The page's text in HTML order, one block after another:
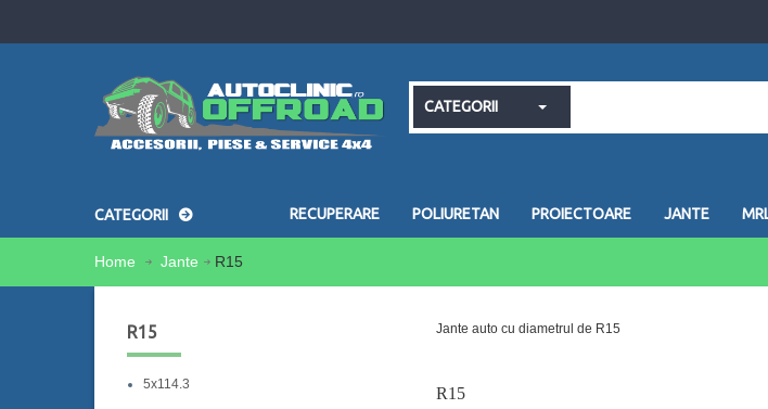
CATEGORII
CATEGORII RECUPERARE POLIURETAN PROIECTOARE JANTE
Home Jante R15
R15
5x114.3
Jante auto cu diametrul de R15
R15